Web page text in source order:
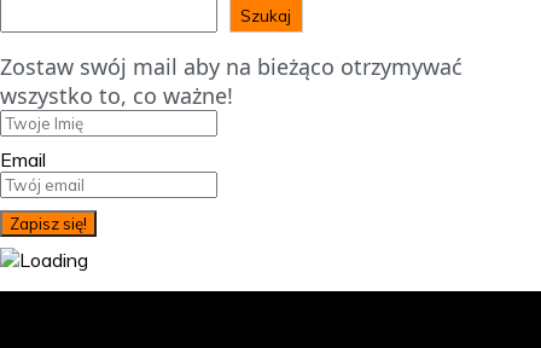
Szukaj
Zostaw swój mail aby na bieżąco otrzymywać
wszystko to, co ważne!
Email